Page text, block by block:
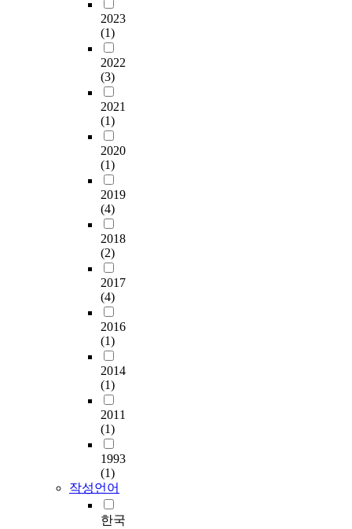
2023
(1)
2022
(3)
2021
(1)
2020
(1)
2019
(4)
2018
(2)
2017
(4)
2016
(1)
2014
(1)
2011
(1)
1993
(1)
작성언어
한국